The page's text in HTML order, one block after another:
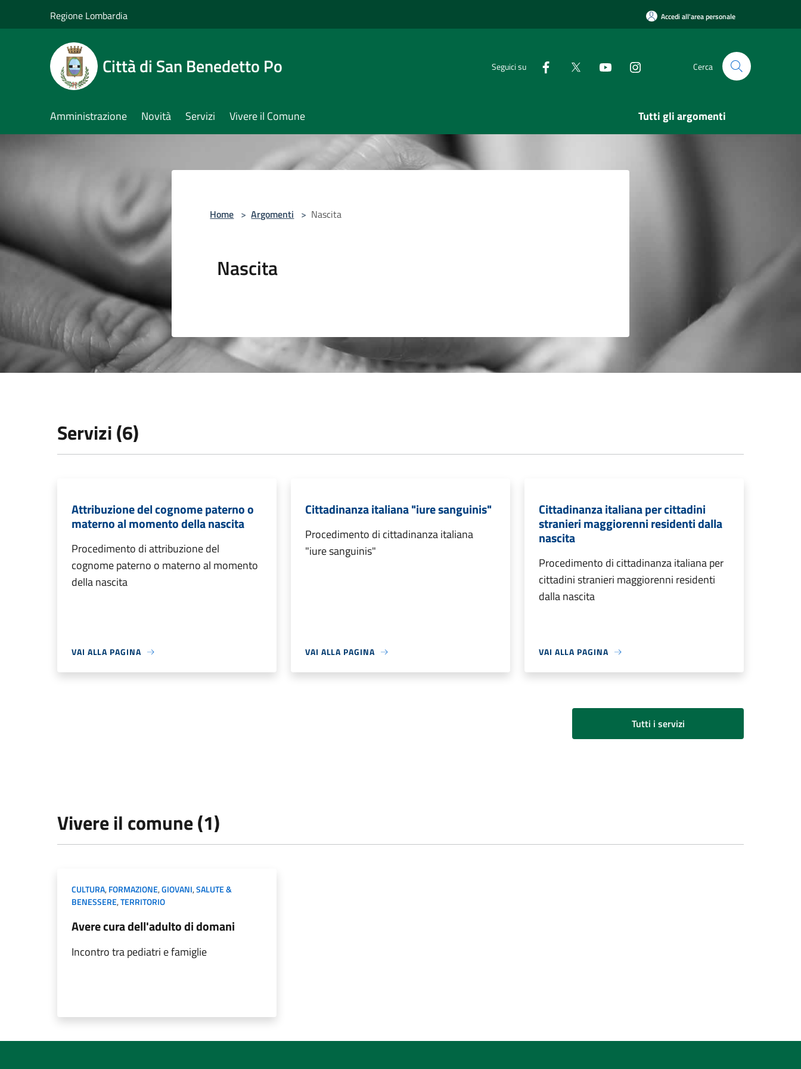
Regione Lombardia Accedi all'area personale
Città di San Benedetto Po Seguici su Cerca
Amministrazione Novità Servizi Vivere il Comune Tutti gli argomenti
Home > Argomenti > Nascita
Nascita
Servizi (6)
Attribuzione del cognome paterno o
materno al momento della nascita
Procedimento di attribuzione del
cognome paterno o materno al momento
della nascita
VAI ALLA PAGINA
Cittadinanza italiana "iure sanguinis"
Procedimento di cittadinanza italiana
"iure sanguinis"
VAI ALLA PAGINA
Cittadinanza italiana per cittadini
stranieri maggiorenni residenti dalla
nascita
Procedimento di cittadinanza italiana per
cittadini stranieri maggiorenni residenti
dalla nascita
VAI ALLA PAGINA
Tutti i servizi
Vivere il comune (1)
CULTURA,FORMAZIONE,GIOVANI,SALUTE &
BENESSERE,TERRITORIO
Avere cura dell'adulto di domani
Incontro tra pediatri e famiglie